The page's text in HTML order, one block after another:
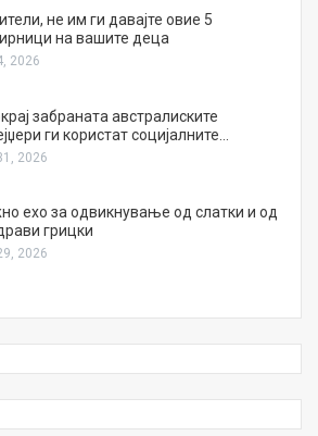
не им ги давајте овие 5
на вашите деца
2026
забраната австралиските
ги користат социјалните…
2026
ехо за одвикнување од слатки и од
грицки
2026